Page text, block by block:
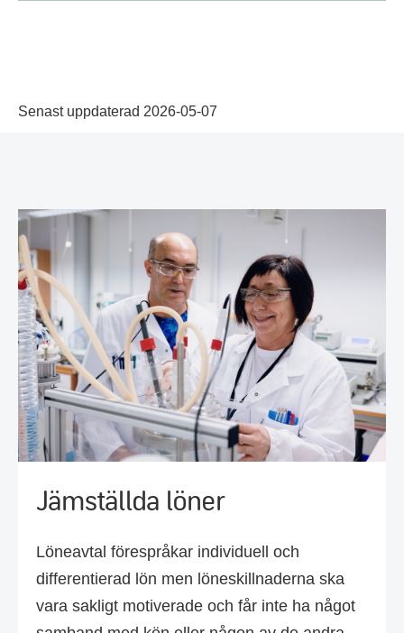
Senast uppdaterad 2026-05-07
Jämställda löner
Löneavtal förespråkar individuell och
differentierad lön men löneskillnaderna ska
vara sakligt motiverade och får inte ha något